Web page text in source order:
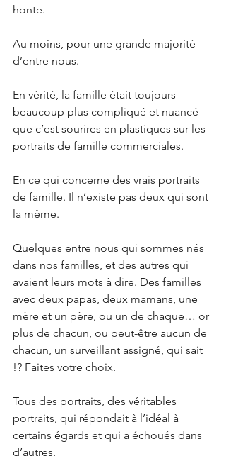
honte.
Au moins, pour une grande majorité
d’entre nous.
En vérité, la famille était toujours
beaucoup plus compliqué et nuancé
que c’est sourires en plastiques sur les
portraits de famille commerciales.
En ce qui concerne des vrais portraits
de famille. Il n’existe pas deux qui sont
la même.
Quelques entre nous qui sommes nés
dans nos familles, et des autres qui
avaient leurs mots à dire. Des familles
avec deux papas, deux mamans, une
mère et un père, ou un de chaque… or
plus de chacun, ou peut-être aucun de
chacun, un surveillant assigné, qui sait
!? Faites votre choix.
Tous des portraits, des véritables
portraits, qui répondait à l’idéal à
certains égards et qui a échoués dans
d’autres.